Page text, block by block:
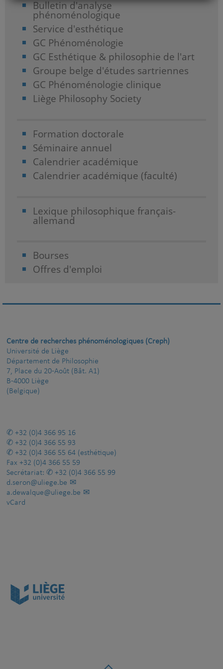
Bulletin d'analyse
phénoménologique
Service d'esthétique
GC Phénoménologie
GC Esthétique & philosophie de l'art
Groupe belge d'études sartriennes
GC Phénoménologie clinique
Liège Philosophy Society
Formation doctorale
Séminaire annuel
Calendrier académique
Calendrier académique (faculté)
Lexique philosophique français-
allemand
Bourses
Offres d'emploi
Centre de recherches phénoménologiques (Creph)
Université de Liège
Département de Philosophie
7, Place du 20-Août (Bât. A1)
B-4000 Liège
(Belgique)
+32 (0)4 366 95 16
+32 (0)4 366 55 93
+32 (0)4 366 55 64 (esthétique)
Fax +32 (0)4 366 55 59
Secrétariat:
+32 (0)4 366 55 99
d.seron@uliege.be
a.dewalque@uliege.be
vCard